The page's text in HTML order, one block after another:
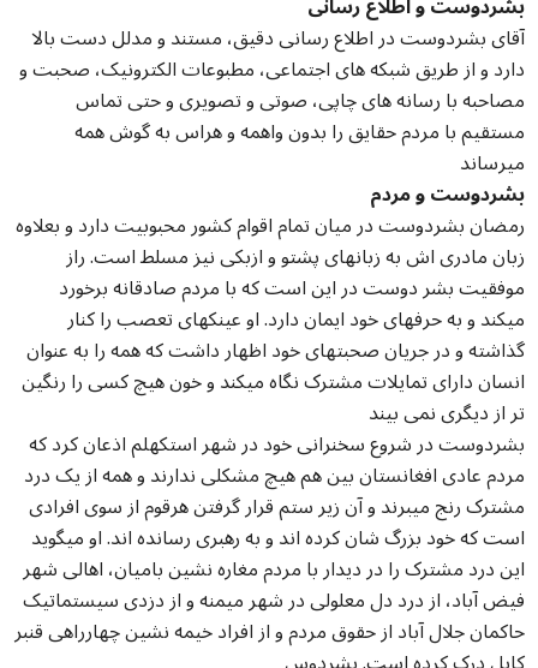
آقای بشردوست در اطلاع رسانی دقیق، مستند و مدلل دست بالا
دارد و از طریق شبکه های اجتماعی، مطبوعات الکترونیک، صحبت و
مصاحبه با رسانه های چاپی، صوتی و تصویری و حتی تماس
مستقیم با مردم حقایق را بدون واهمه و هراس به گوش همه
میرساند
بشردوست و مردم
رمضان بشردوست در میان تمام اقوام کشور محبوبیت دارد و بعلاوه
زبان مادری اش به زبانهای پشتو و ازبکی نیز مسلط است. راز
موفقیت بشر دوست در این است که با مردم صادقانه برخورد
میکند و به حرفهای خود ایمان دارد. او عینکهای تعصب را کنار
گذاشته و در جریان صحبتهای خود اظهار داشت که همه را به عنوان
انسان دارای تمایلات مشترک نگاه میکند و خون هیچ کسی را رنگین
تر از دیگری نمی بیند
بشردوست در شروع سخنرانی خود در شهر استکهلم اذعان کرد که
مردم عادی افغانستان بین هم هیچ مشکلی ندارند و همه از یک درد
مشترک رنج میبرند و آن زیر ستم قرار گرفتن هرقوم از سوی افرادی
است که خود بزرگ شان کرده اند و به رهبری رسانده اند. او میگوید
این درد مشترک را در دیدار با مردم مغاره نشین بامیان، اهالی شهر
فیض آباد، از درد دل معلولی در شهر میمنه و از دزدی سیستماتیک
حاکمان جلال آباد از حقوق مردم و از افراد خیمه نشین چهارراهی قنبر